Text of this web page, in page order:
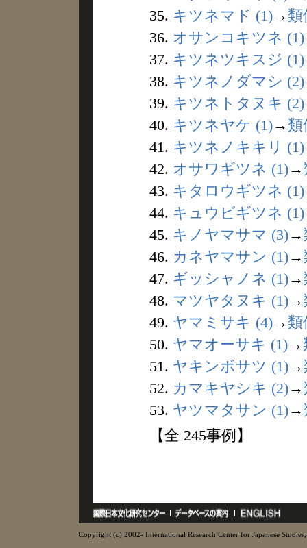
35. キツネマド (1)→ 類
36. オサンコキツネ (1)
37. キツネツキスジ (1)
38. キツネノダマシ (2)
39. キツネトタヌキ (2)
40. キツネヤケ (1)→ 類
41. キツネノキキリ (1)
42. オサワギツネ (1)→
43. キタロウギツネ (1)
44. キュウビギツネ (1)
45. キノヤマサマ (3)→
46. カネヤマサン (1)→
47. ギッシャノネ (1)→
48. マツヤタヌキ (1)→
49. ヤマミサキ (4)→ 類
50. ヤマオーサキ (1)→
51. ヤキンボサツ (1)→
52. カマキヤシキ (2)→
53. ヤツマタサン (1)→
【全 245事例】
Copyright (c) 2002- International Research Center for Japanese